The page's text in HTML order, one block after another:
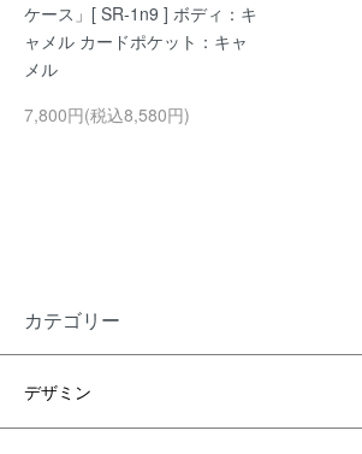
ケース」[ SR-1n9 ] ボディ：キ
ャメル カードポケット：キャ
メル
7,800円(税込8,580円)
カテゴリー
デザミン